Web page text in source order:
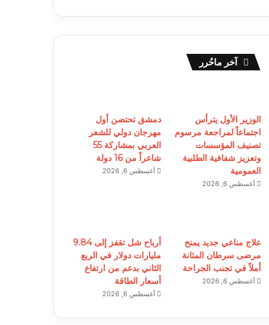
آخر ماحُرر
الوزير الأول يترأس
اجتماعاً لمراجعة مرسوم
تصنيف المؤسسات
وتعزيز شفافية الطلبية
العمومية
أغسطس 6, 2026
دمشق تحتضن أول
مهرجان دولي للشعر
العربي بمشاركة 55
شاعراً من 16 دولة
أغسطس 6, 2026
علاج مناعي جديد يمنح
مرضى سرطان المثانة
أملاً في تجنب الجراحة
أغسطس 6, 2026
أرباح شل تقفز إلى 9.84
مليارات دولار في الربع
الثاني بدعم من ارتفاع
أسعار الطاقة
أغسطس 6, 2026